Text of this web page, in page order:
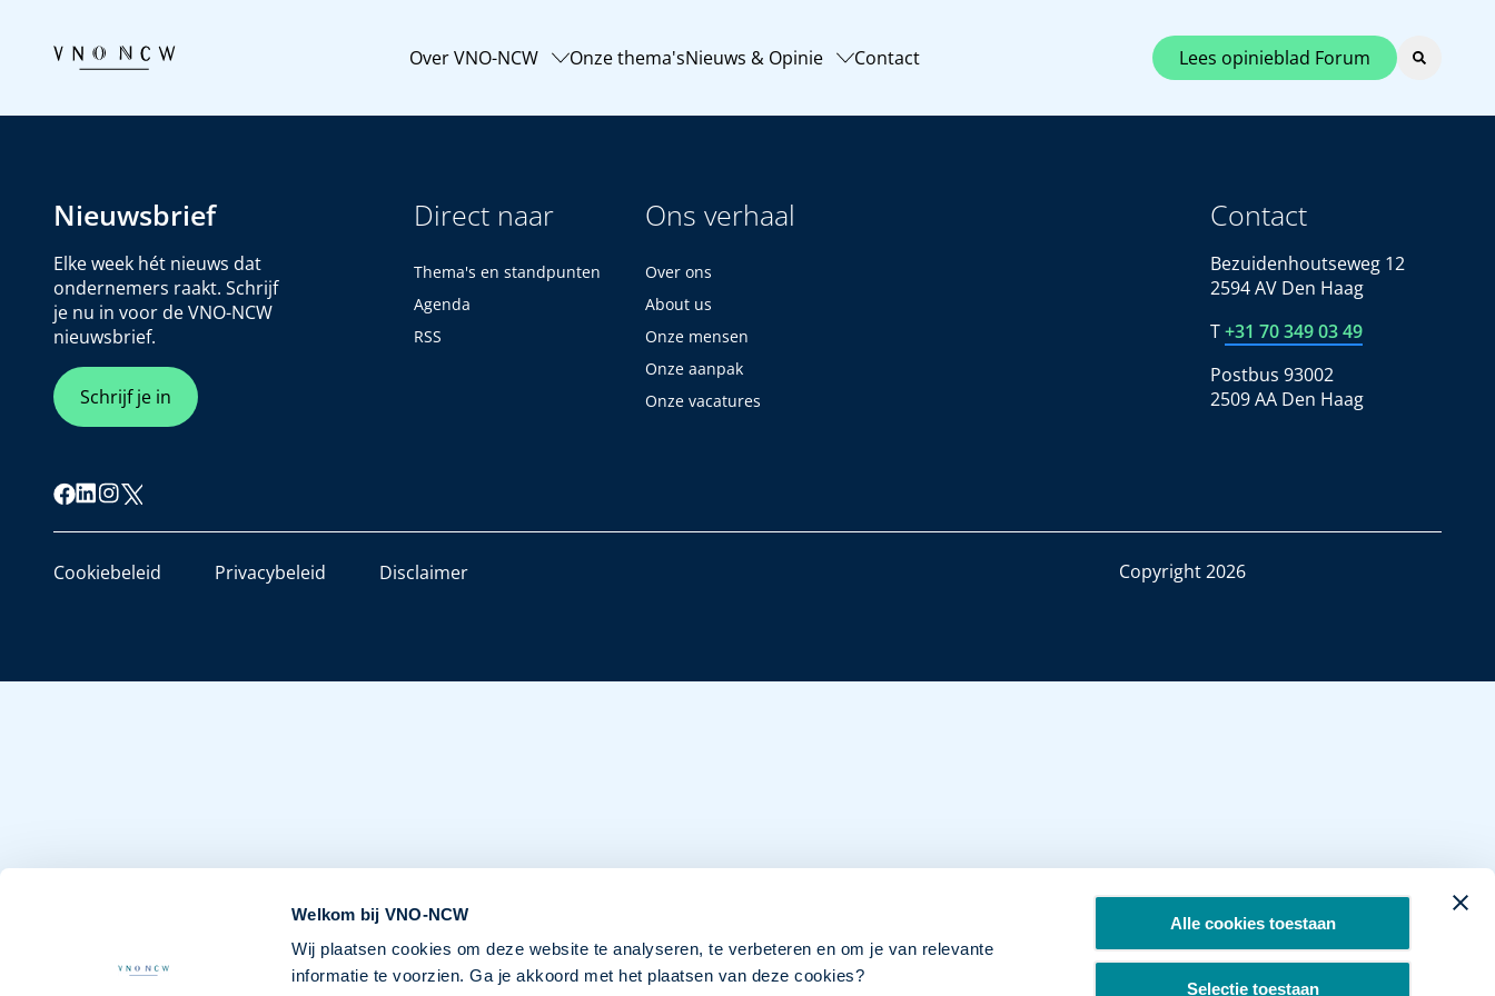
Welkom bij VNO-NCW
Wij plaatsen cookies om deze website te analyseren, te verbeteren en om je van relevante
informatie te voorzien. Ga je akkoord met het plaatsen van deze cookies?
Alle cookies toestaan
Selectie toestaan
Over VNO-NCW Onze thema'sNieuws & Opinie Contact Lees opinieblad Forum
Nieuwsbrief
Elke week hét nieuws dat
ondernemers raakt. Schrijf
je nu in voor de VNO-NCW
nieuwsbrief.
Schrijf je in
Direct naar
Thema's en standpunten
Agenda
RSS
Ons verhaal
Over ons
About us
Onze mensen
Onze aanpak
Onze vacatures
Contact
Bezuidenhoutseweg 12
2594 AV Den Haag
T+31 70 349 03 49
Postbus 93002
2509 AA Den Haag
Cookiebeleid Privacybeleid Disclaimer Copyright 2026